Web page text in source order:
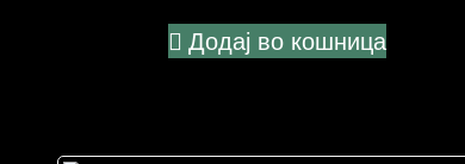
Додај во кошница